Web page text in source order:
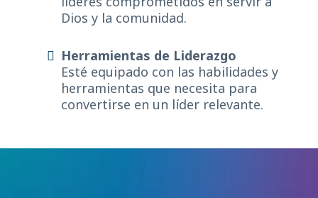
Dios y la comunidad.
Herramientas de Liderazgo
Esté equipado con las habilidades y
herramientas que necesita para
convertirse en un líder relevante.